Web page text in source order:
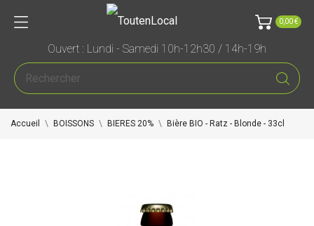
0,00 €
Ouvert : Lundi - Samedi 10h-12h30 / 14h-19h
Accueil BOISSONS BIERES 20% Bière BIO - Ratz - Blonde - 33cl